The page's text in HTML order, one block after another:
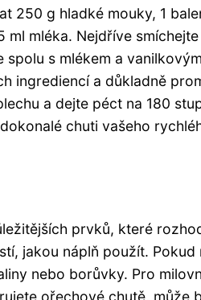
250 g hladké mouky, 1
ml mléka. Nejdříve
spolu s mlékem a
ingrediencí a důkladně
a dejte péct na 180
chuti vašeho
prvků, které
jakou náplň použít.
nebo borůvky. Pro
ořechové chutě, může